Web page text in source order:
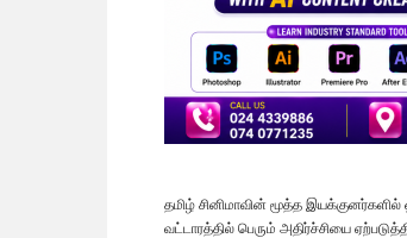
தமிழ் சினிமாவின் மூத்த
வட்டாரத்தில் பெரும் அதிர்ச்சியை